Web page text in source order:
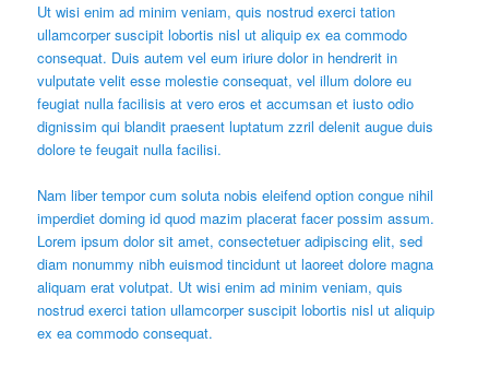
Ut wisi enim ad minim veniam, quis nostrud exerci tation
ullamcorper suscipit lobortis nisl ut aliquip ex ea commodo
consequat. Duis autem vel eum iriure dolor in hendrerit in
vulputate velit esse molestie consequat, vel illum dolore eu
feugiat nulla facilisis at vero eros et accumsan et iusto odio
dignissim qui blandit praesent luptatum zzril delenit augue duis
dolore te feugait nulla facilisi.
Nam liber tempor cum soluta nobis eleifend option congue nihil
imperdiet doming id quod mazim placerat facer possim assum.
Lorem ipsum dolor sit amet, consectetuer adipiscing elit, sed
diam nonummy nibh euismod tincidunt ut laoreet dolore magna
aliquam erat volutpat. Ut wisi enim ad minim veniam, quis
nostrud exerci tation ullamcorper suscipit lobortis nisl ut aliquip
ex ea commodo consequat.